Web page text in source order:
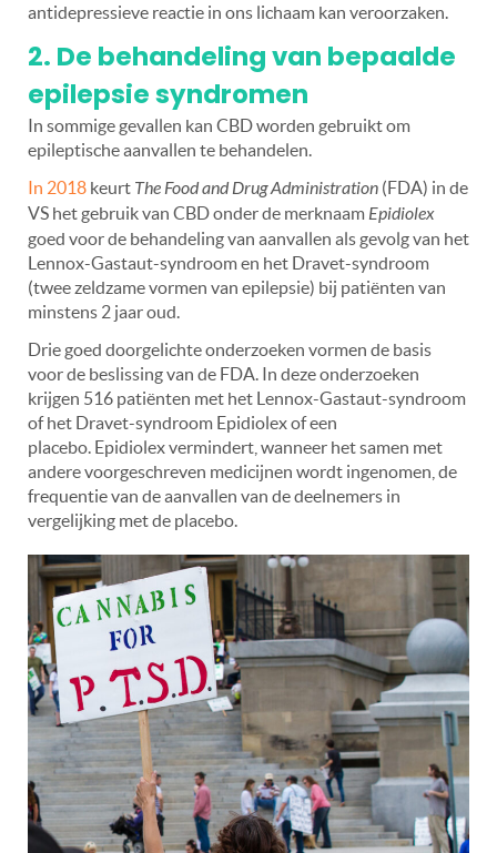
antidepressieve reactie in ons lichaam kan veroorzaken.
2. De behandeling van bepaalde
epilepsie syndromen
In sommige gevallen kan CBD worden gebruikt om
epileptische aanvallen te behandelen.
In 2018 keurt The Food and Drug Administration (FDA) in de
VS het gebruik van CBD onder de merknaam Epidiolex
goed voor de behandeling van aanvallen als gevolg van het
Lennox-Gastaut-syndroom en het Dravet-syndroom
(twee zeldzame vormen van epilepsie) bij patiënten van
minstens 2 jaar oud.
Drie goed doorgelichte onderzoeken vormen de basis
voor de beslissing van de FDA. In deze onderzoeken
krijgen 516 patiënten met het Lennox-Gastaut-syndroom
of het Dravet-syndroom Epidiolex of een
placebo. Epidiolex vermindert, wanneer het samen met
andere voorgeschreven medicijnen wordt ingenomen, de
frequentie van de aanvallen van de deelnemers in
vergelijking met de placebo.